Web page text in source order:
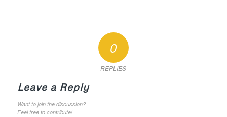
0
REPLIES
Leave a Reply
Want to join the discussion?
Feel free to contribute!